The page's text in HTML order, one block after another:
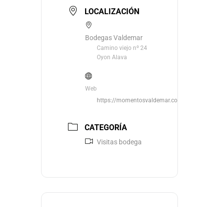
LOCALIZACIÓN
Bodegas Valdemar
Camino viejo nº 24
Oyon Alava
Web
https://momentosvaldemar.com/
CATEGORÍA
Visitas bodega